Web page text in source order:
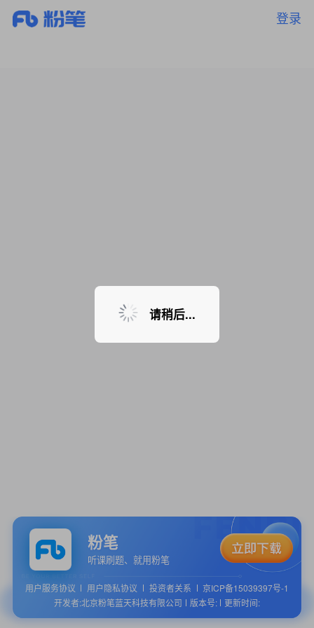
登录
暂无课程，敬请期待
粉笔
听课刷题、就用粉笔
用户服务协议 用户隐私协议 投资者关系
京ICP备15039397号-1
开发者:北京粉笔蓝天科技有限公司
版本号: 更新时间:
请稍后...